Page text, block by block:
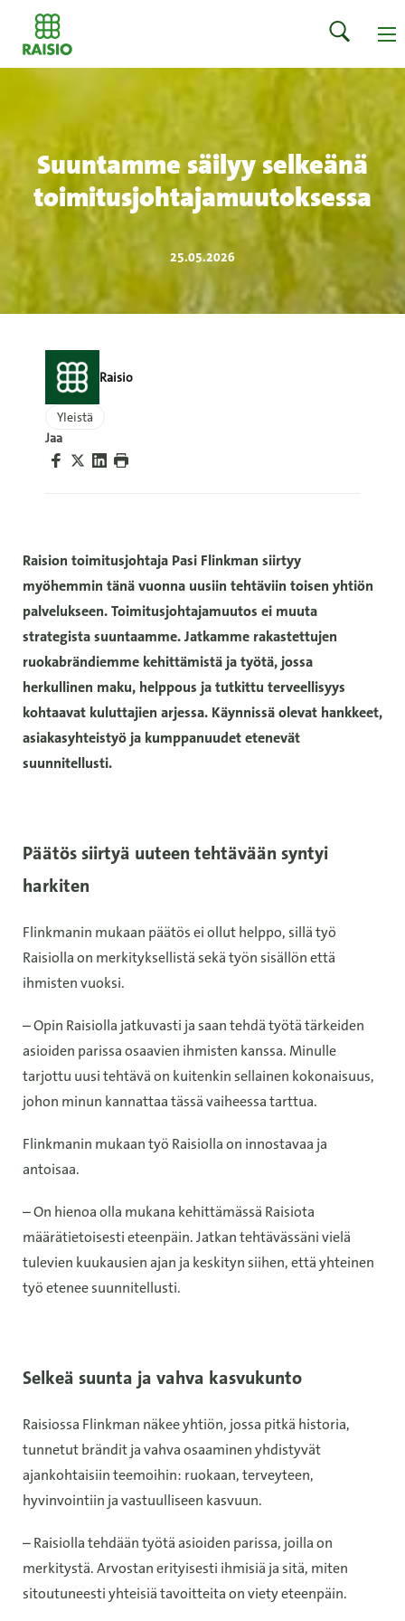
Suuntamme säilyy selkeänä
toimitusjohtajamuutoksessa
25.05.2026
Raisio
Yleistä
Jaa
Raision toimitusjohtaja Pasi Flinkman siirtyy
myöhemmin tänä vuonna uusiin tehtäviin toisen yhtiön
palvelukseen. Toimitusjohtajamuutos ei muuta
strategista suuntaamme. Jatkamme rakastettujen
ruokabrändiemme kehittämistä ja työtä, jossa
herkullinen maku, helppous ja tutkittu terveellisyys
kohtaavat kuluttajien arjessa. Käynnissä olevat hankkeet,
asiakasyhteistyö ja kumppanuudet etenevät
suunnitellusti.
Päätös siirtyä uuteen tehtävään syntyi
harkiten
Flinkmanin mukaan päätös ei ollut helppo, sillä työ
Raisiolla on merkityksellistä sekä työn sisällön että
ihmisten vuoksi.
– Opin Raisiolla jatkuvasti ja saan tehdä työtä tärkeiden
asioiden parissa osaavien ihmisten kanssa. Minulle
tarjottu uusi tehtävä on kuitenkin sellainen kokonaisuus,
johon minun kannattaa tässä vaiheessa tarttua.
Flinkmanin mukaan työ Raisiolla on innostavaa ja
antoisaa.
– On hienoa olla mukana kehittämässä Raisiota
määrätietoisesti eteenpäin. Jatkan tehtävässäni vielä
tulevien kuukausien ajan ja keskityn siihen, että yhteinen
työ etenee suunnitellusti.
Selkeä suunta ja vahva kasvukunto
Raisiossa Flinkman näkee yhtiön, jossa pitkä historia,
tunnetut brändit ja vahva osaaminen yhdistyvät
ajankohtaisiin teemoihin: ruokaan, terveyteen,
hyvinvointiin ja vastuulliseen kasvuun.
– Raisiolla tehdään työtä asioiden parissa, joilla on
merkitystä. Arvostan erityisesti ihmisiä ja sitä, miten
sitoutuneesti yhteisiä tavoitteita on viety eteenpäin.